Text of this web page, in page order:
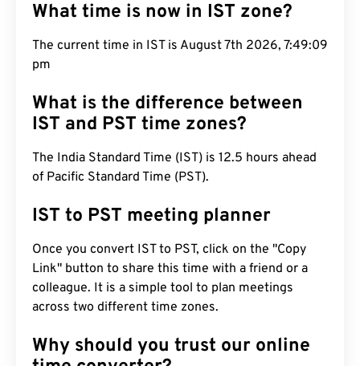
What time is now in IST zone?
The current time in IST is August 7th 2026, 7:49:10
pm
What is the difference between
IST and PST time zones?
The India Standard Time (IST) is 12.5 hours ahead
of Pacific Standard Time (PST).
IST to PST meeting planner
Once you convert IST to PST, click on the "Copy
Link" button to share this time with a friend or a
colleague. It is a simple tool to plan meetings
across two different time zones.
Why should you trust our online